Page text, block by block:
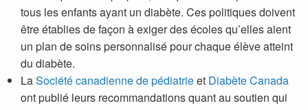
tous les enfants ayant un diabète. Ces politiques doivent
être établies de façon à exiger des écoles qu’elles aient
un plan de soins personnalisé pour chaque élève atteint
du diabète.
LaSociété canadienne de pédiatrieet Diabète Canada
ont publié leurs recommandations quant au soutien qui